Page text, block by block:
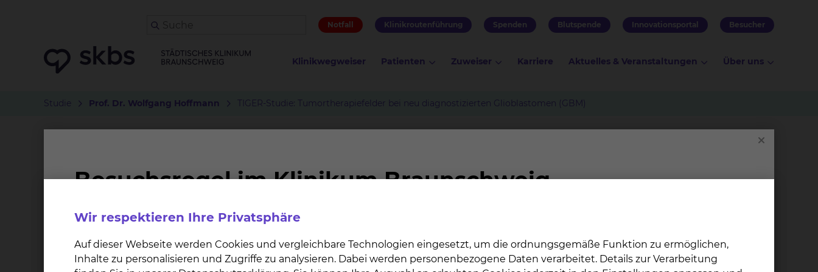
Notfall Klinikroutenführung Spenden Blutspende Innovationsportal Besucher
Klinikwegweiser Patienten Zuweiser Karriere Aktuelles & Veranstaltungen Über uns
Studie Prof. Dr. Wolfgang Hoffmann TIGER-Studie: Tumortherapiefelder bei neu diagnostizierten Glioblastomen (GBM)
(GBM)
Worum geht es bei der Studie?
Einschlusskriterien
Neu diagnostiziertes histologisch bestätigtes Glioblastomen
Wir respektieren Ihre Privatsphäre
Auf dieser Webseite werden Cookies und vergleichbare Technologien eingesetzt, um die ordnungsgemäße Funktion zu ermöglichen,
Inhalte zu personalisieren und Zugriffe zu analysieren. Dabei werden personenbezogene Daten verarbeitet. Details zur Verarbeitung